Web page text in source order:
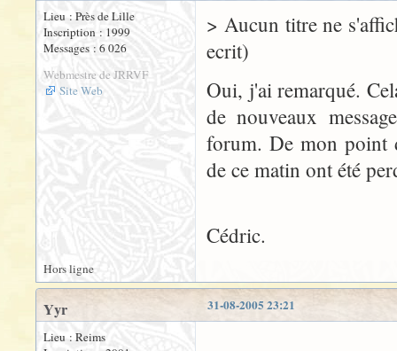
Lieu : Près de Lille
Inscription : 1999
Messages : 6 026
Webmestre de JRRVF
Site Web
> Aucun titre ne
ecrit)
Oui, j'ai remarqué.
de nouveaux
forum. De mon point
de ce matin ont été
Cédric.
Hors ligne
31-08-2005 23:21
Yyr
Lieu : Reims